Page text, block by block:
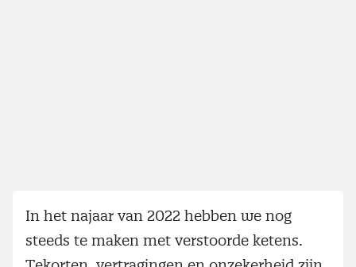
In het najaar van 2022 hebben we nog
steeds te maken met verstoorde ketens.